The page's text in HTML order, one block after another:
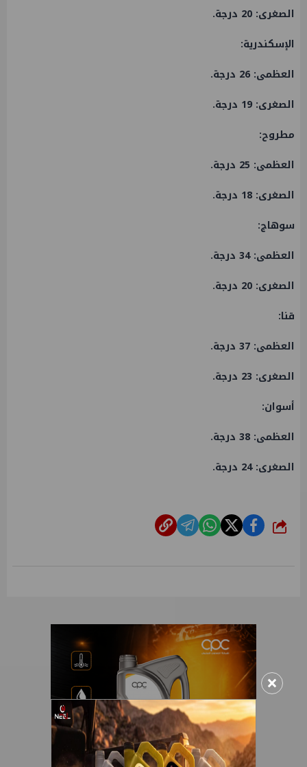
الصغرى: 20 درجة.
​الإسكندرية:
العظمى: 26 درجة.
الصغرى: 19 درجة.
​مطروح:
العظمى: 25 درجة.
الصغرى: 18 درجة.
​سوهاج:
العظمى: 34 درجة.
الصغرى: 20 درجة.
​قنا:
العظمى: 37 درجة.
الصغرى: 23 درجة.
​أسوان:
العظمى: 38 درجة.
الصغرى: 24 درجة.
شارك
×